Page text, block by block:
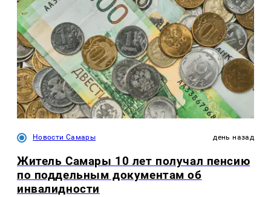
Новости Самары день назад
Житель Самары 10 лет получал пенсию
по поддельным документам об
инвалидности